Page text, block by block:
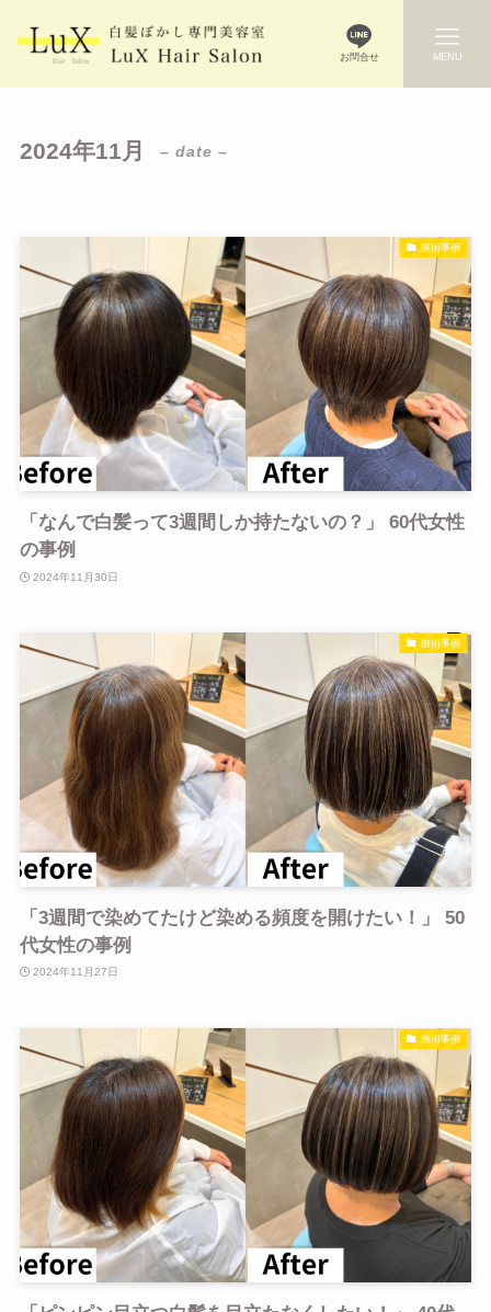
お問合せ MENU
2024年11月 – date –
施術事例
「なんで白髪って3週間しか持たないの？」 60代女性
の事例
2024年11月30日
施術事例
「3週間で染めてたけど染める頻度を開けたい！」 50
代女性の事例
2024年11月27日
施術事例